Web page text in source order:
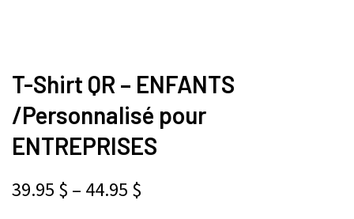
T-Shirt QR – ENFANTS
/Personnalisé pour
ENTREPRISES
39.95 $ – 44.95 $